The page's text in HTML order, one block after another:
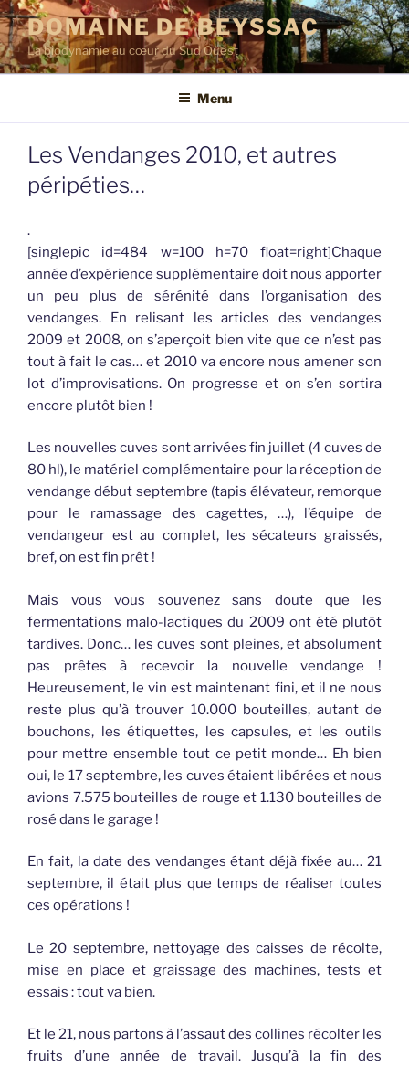
Aller
au
contenu
principal
DOMAINE DE BEYSSAC
La biodynamie au cœur du Sud Ouest
Menu
Les Vendanges 2010, et autres
péripéties…
.
[singlepic id=484 w=100 h=70 float=right]Chaque
année d’expérience supplémentaire doit nous apporter
un peu plus de sérénité dans l’organisation des
vendanges. En relisant les articles des vendanges
2009 et 2008, on s’aperçoit bien vite que ce n’est pas
tout à fait le cas… et 2010 va encore nous amener son
lot d’improvisations. On progresse et on s’en sortira
encore plutôt bien !
Les nouvelles cuves sont arrivées fin juillet (4 cuves de
80 hl), le matériel complémentaire pour la réception de
vendange début septembre (tapis élévateur, remorque
pour le ramassage descagettes, …), l’équipe de
vendangeur est au complet, les sécateurs graissés,
bref, on est fin prêt !
Mais vous vous souvenez sans doute que les
fermentations malo-lactiques du 2009 ont été plutôt
tardives. Donc… les cuves sont pleines, et absolument
pas prêtes à recevoir la nouvelle vendange !
Heureusement, le vin est maintenant fini, et il ne nous
reste plus qu’àtrouver 10.000 bouteilles, autant de
bouchons, les étiquettes, lescapsules, et les outils
pour mettre ensemble tout ce petit monde… Eh bien
oui, le 17 septembre, les cuves étaient libérées et nous
avions 7.575 bouteilles de rouge et 1.130 bouteilles de
rosé dans le garage !
En fait, la date des vendanges étant déjà fixée au… 21
septembre, il était plus que temps de réaliser toutes
ces opérations !
Le 20 septembre, nettoyage des caisses de récolte,
mise en place et graissage des machines, tests et
essais : tout va bien.
Et le 21, nous partons à l’assaut des collines récolter les
fruits d’une année de travail. Jusqu’à la fin des